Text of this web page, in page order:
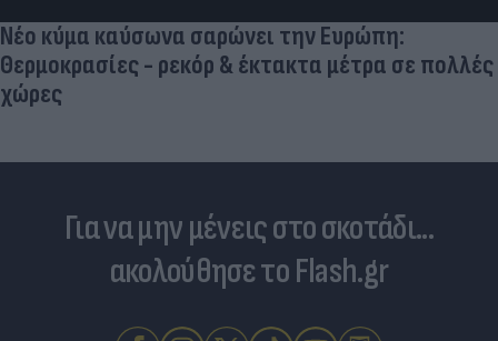
Νέο κύμα καύσωνα σαρώνει την Ευρώπη:
Θερμοκρασίες - ρεκόρ & έκτακτα μέτρα σε πολλές
χώρες
Για να μην μένεις στο σκοτάδι...
ακολούθησε το Flash.gr